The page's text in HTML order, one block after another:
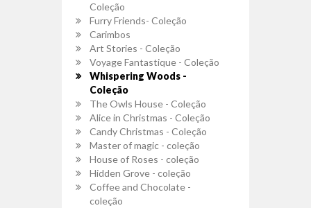
Coleção
Furry Friends- Coleção
Carimbos
Art Stories - Coleção
Voyage Fantastique - Coleção
Whispering Woods -
Coleção
The Owls House - Coleção
Alice in Christmas - Coleção
Candy Christmas - Coleção
Master of magic - coleção
House of Roses - coleção
Hidden Grove - coleção
Coffee and Chocolate -
coleção